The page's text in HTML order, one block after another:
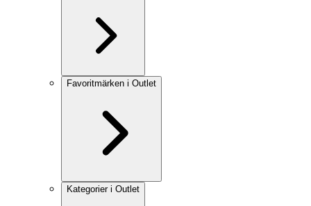
Favoritmärken i Outlet
Kategorier i Outlet